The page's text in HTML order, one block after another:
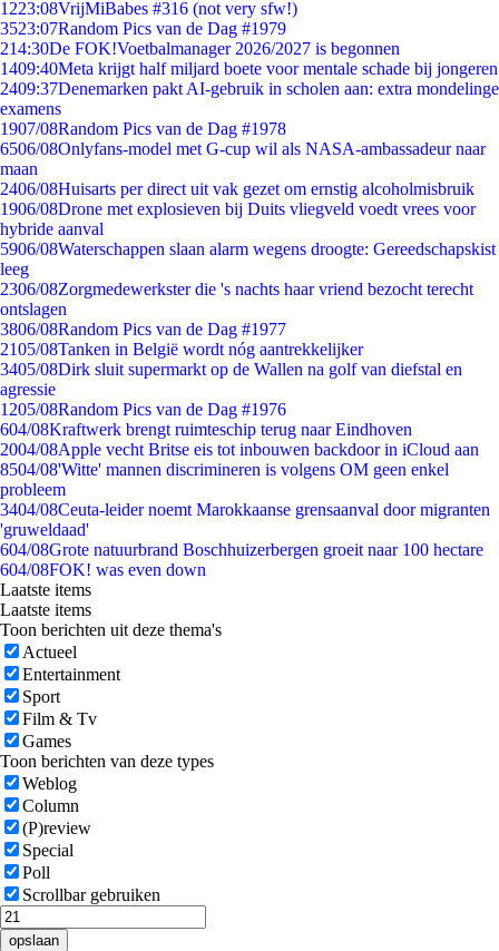
1223:08VrijMiBabes #316 (not very sfw!)
3523:07Random Pics van de Dag #1979
214:30De FOK!Voetbalmanager 2026/2027 is begonnen
1409:40Meta krijgt half miljard boete voor mentale schade bij jongeren
2409:37Denemarken pakt AI-gebruik in scholen aan: extra mondelinge
examens
1907/08Random Pics van de Dag #1978
6506/08Onlyfans-model met G-cup wil als NASA-ambassadeur naar
maan
2406/08Huisarts per direct uit vak gezet om ernstig alcoholmisbruik
1906/08Drone met explosieven bij Duits vliegveld voedt vrees voor
hybride aanval
5906/08Waterschappen slaan alarm wegens droogte: Gereedschapskist
leeg
2306/08Zorgmedewerkster die 's nachts haar vriend bezocht terecht
ontslagen
3806/08Random Pics van de Dag #1977
2105/08Tanken in België wordt nóg aantrekkelijker
3405/08Dirk sluit supermarkt op de Wallen na golf van diefstal en
agressie
1205/08Random Pics van de Dag #1976
604/08Kraftwerk brengt ruimteschip terug naar Eindhoven
2004/08Apple vecht Britse eis tot inbouwen backdoor in iCloud aan
8504/08'Witte' mannen discrimineren is volgens OM geen enkel
probleem
3404/08Ceuta-leider noemt Marokkaanse grensaanval door migranten
'gruweldaad'
604/08Grote natuurbrand Boschhuizerbergen groeit naar 100 hectare
604/08FOK! was even down
Laatste items
Laatste items
Toon berichten uit deze thema's
Actueel
Entertainment
Sport
Film & Tv
Games
Toon berichten van deze types
Weblog
Column
(P)review
Special
Poll
Scrollbar gebruiken
opslaan